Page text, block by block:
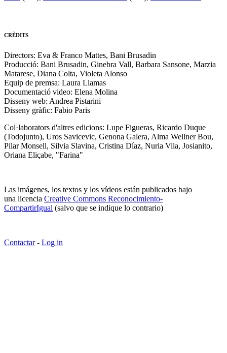
CRÈDITS
Directors: Eva & Franco Mattes, Bani Brusadin
Producció: Bani Brusadin, Ginebra Vall, Barbara Sansone, Marzia
Matarese, Diana Colta, Violeta Alonso
Equip de premsa: Laura Llamas
Documentació video: Elena Molina
Disseny web: Andrea Pistarini
Disseny gràfic: Fabio Paris
Col·laborators d'altres edicions: Lupe Figueras, Ricardo Duque
(Todojunto), Uros Savicevic, Genona Galera, Alma Wellner Bou,
Pilar Monsell, Silvia Slavina, Cristina Díaz, Nuria Vila, Josianito,
Oriana Eliçabe, "Farina"
Las imágenes, los textos y los vídeos están publicados bajo
una licencia Creative Commons Reconocimiento-
CompartirIgual (salvo que se indique lo contrario)
Contactar- Log in